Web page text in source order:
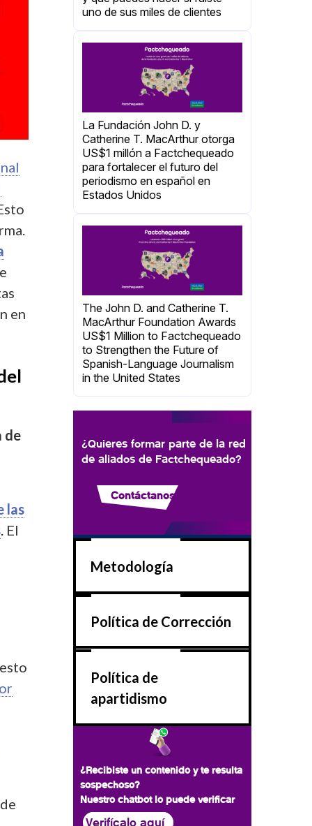
en
de
las
El
uno de sus miles de clientes
La Fundación John D. y
Catherine T. MacArthur otorga
US$1 millón a Factchequeado
para fortalecer el futuro del
periodismo en español en
Estados Unidos
The John D. and Catherine T.
MacArthur Foundation Awards
US$1 Million to Factchequeado
to Strengthen the Future of
Spanish-Language Journalism
in the United States
¿Quieres formar parte de la red
de aliados de Factchequeado?
Contáctanos
Metodología
Política de Corrección
Política de
apartidismo
¿Recibiste un contenido y te resulta
sospechoso?
Nuestro chatbot lo puede verificar
Verifícalo aquí